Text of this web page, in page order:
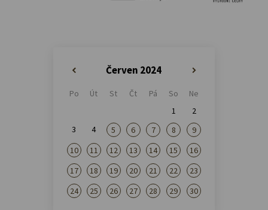
Červen 2024
Po Út St Čt Pá So
Ne
1
2
3
4 5 6 7 8
9
10
11 12 13 14 15
16
17
18 19 20 21 22
23
24
25 26 27 28 29 30